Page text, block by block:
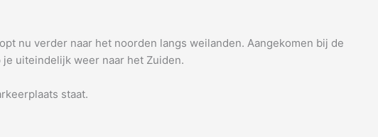
nu verder naar het noorden langs weilanden. Aangekomen bij de
uiteindelijk weer naar het Zuiden.
staat.